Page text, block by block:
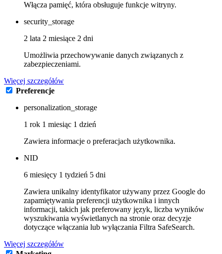
Włącza pamięć, która obsługuje funkcje witryny.
security_storage
2 lata 2 miesiące 2 dni
Umożliwia przechowywanie danych związanych z
zabezpieczeniami.
Więcej szczegółów
Preferencje
personalization_storage
1 rok 1 miesiąc 1 dzień
Zawiera informacje o preferacjach użytkownika.
NID
6 miesięcy 1 tydzień 5 dni
Zawiera unikalny identyfikator używany przez Google do
zapamiętywania preferencji użytkownika i innych
informacji, takich jak preferowany język, liczba wyników
wyszukiwania wyświetlanych na stronie oraz decyzje
dotyczące włączania lub wyłączania Filtra SafeSearch.
Więcej szczegółów